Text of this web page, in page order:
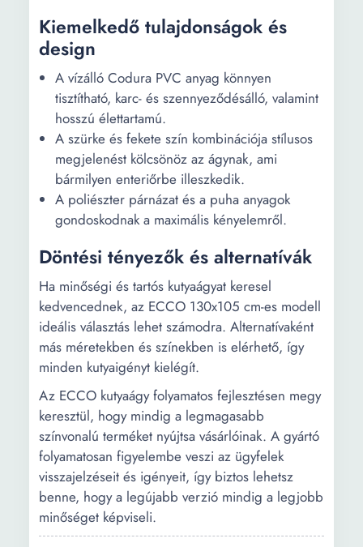
Kiemelkedő tulajdonságok és
design
A vízálló Codura PVC anyag könnyen
tisztítható, karc- és szennyeződésálló, valamint
hosszú élettartamú.
A szürke és fekete szín kombinációja stílusos
megjelenést kölcsönöz az ágynak, ami
bármilyen enteriőrbe illeszkedik.
A poliészter párnázat és a puha anyagok
gondoskodnak a maximális kényelemről.
Döntési tényezők és alternatívák
Ha minőségi és tartós kutyaágyat keresel
kedvencednek, az ECCO 130x105 cm-es modell
ideális választás lehet számodra. Alternatívaként
más méretekben és színekben is elérhető, így
minden kutyaigényt kielégít.
Az ECCO kutyaágy folyamatos fejlesztésen megy
keresztül, hogy mindig a legmagasabb
színvonalú terméket nyújtsa vásárlóinak. A gyártó
folyamatosan figyelembe veszi az ügyfelek
visszajelzéseit és igényeit, így biztos lehetsz
benne, hogy a legújabb verzió mindig a legjobb
minőséget képviseli.